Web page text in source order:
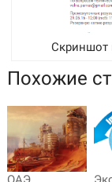
Скриншот
Похожие